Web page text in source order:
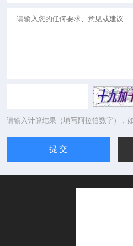
请输入计算结果（填写阿拉伯数字），